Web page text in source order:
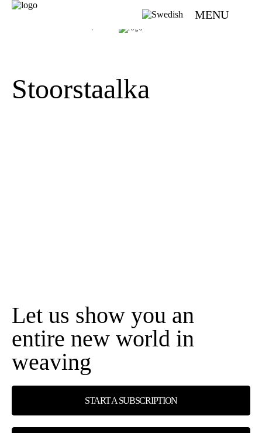
MENU
Stoorstaalka
Let us show you an
entire new world in
weaving
START A SUBSCRIPTION